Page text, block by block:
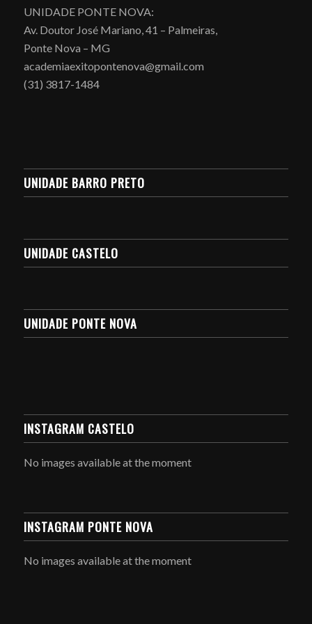
UNIDADE PONTE NOVA:
Av. Doutor José Mariano, 41 – Palmeiras,
Ponte Nova – MG
academiaexitopontenova@gmail.com
(31) 3817-1484
UNIDADE BARRO PRETO
UNIDADE CASTELO
UNIDADE PONTE NOVA
INSTAGRAM CASTELO
No images available at the moment
INSTAGRAM PONTE NOVA
No images available at the moment